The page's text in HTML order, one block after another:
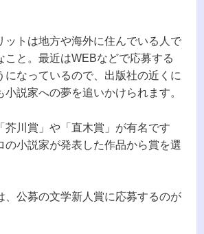
ットは地方や海外に住んでいる人で
こと。最近はWEBなどで応募する
になっているので、出版社の近くに
説家への夢を追いかけられます。
芥川賞」や「直木賞」が有名です
の小説家が発表した作品から賞を選
、公募の文学新人賞に応募するのが